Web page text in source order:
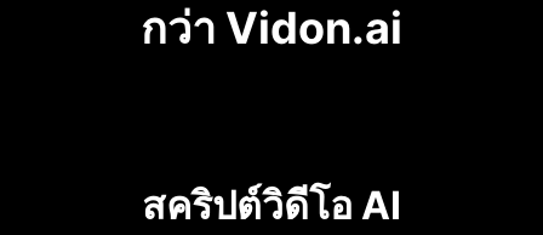
กว่า Vidon.ai
สคริปต์วิดีโอ AI